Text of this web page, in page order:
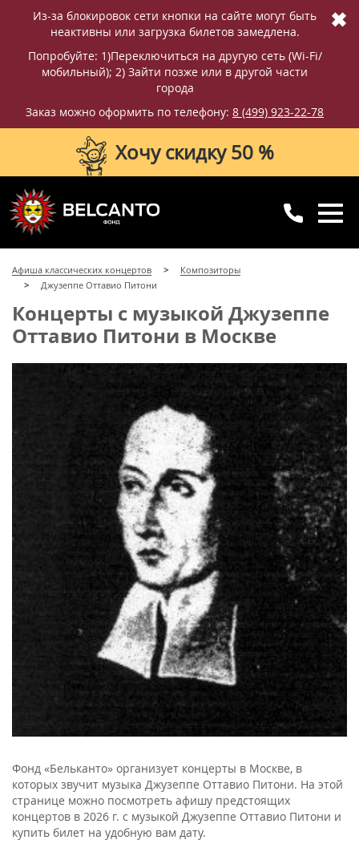
Из-за блокировок сети кнопки на сайте могут быть
неактивны или загрузка билетов замедлена.
Попробуйте: 1)Переключиться на другую сеть (Wi-Fi/
мобильный); 2) Зайти позже или в другой части
города
Заказ можно оформить по телефону: 8 (499) 923-22-78
✖
Хочу скидку 50 %
8 (499) 923-22-78
с 10:00 до 20:00
Афиша классических концертов
Композиторы
Джузеппе Оттавио Питони
Концерты с музыкой Джузеппе
Оттавио Питони в Москве
Фонд «Бельканто» организует концерты в Москве, в
которых звучит музыка Джузеппе Оттавио Питони. На этой
странице можно посмотреть афишу предстоящих
концертов в 2026 г. с музыкой Джузеппе Оттавио Питони и
купить билет на удобную вам дату.